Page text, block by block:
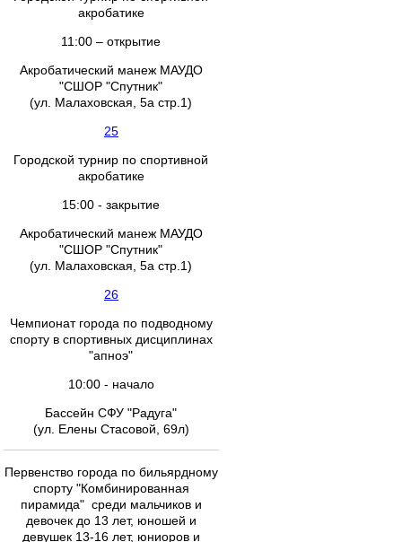
акробатике
11:00 – открытие
Акробатический манеж МАУДО
"СШОР "Спутник"
(ул. Малаховская, 5а стр.1)
25
Городской турнир по спортивной
акробатике
15:00 - закрытие
Акробатический манеж МАУДО
"СШОР "Спутник"
(ул. Малаховская, 5а стр.1)
26
Чемпионат города по подводному
спорту в спортивных дисциплинах
"апноэ"
10:00 - начало
Бассейн СФУ "Радуга"
(ул. Елены Стасовой, 69л)
Первенство города по бильярдному
спорту "Комбинированная
пирамида" среди мальчиков и
девочек до 13 лет, юношей и
девушек 13-16 лет, юниоров и